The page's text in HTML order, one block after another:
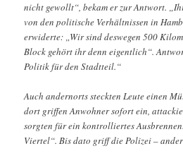
nicht gewollt“, bekam er zur Antwort.
von den politische Verhältnissen in
erwiderte: „Wir sind deswegen 500
Block gehört ihr denn eigentlich“.
Politik für den Stadtteil.“
Auch andernorts steckten Leute einen
dort griffen Anwohner sofort ein,
sorgten für ein kontrolliertes
Viertel“. Bis dato griff die Polizei –